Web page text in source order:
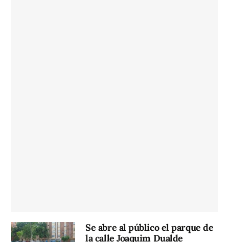
Se abre al público el parque de
la calle Joaquim Dualde